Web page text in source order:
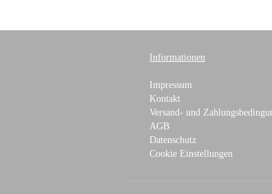
Informationen
Impressum
Kontakt
Versand- und
AGB
Datenschutz
Cookie Einstellungen